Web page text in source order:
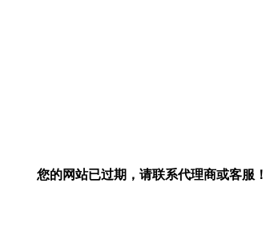
您的网站已过期，请联系代理商或客服！